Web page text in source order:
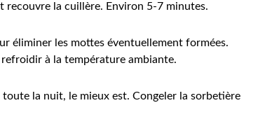
recouvre la cuillère. Environ 5-7 minutes.
éliminer les mottes éventuellement formées.
à la température ambiante.
la nuit, le mieux est. Congeler la sorbetière